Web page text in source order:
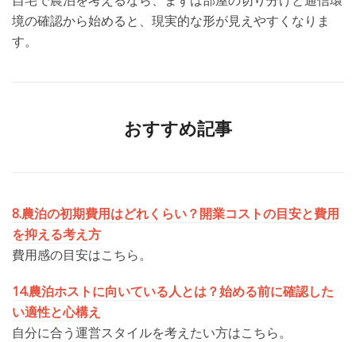
境の確認から始めると、現実的な形が見えやすくなりま
す。
おすすめ記事
8.農泊の初期費用はどれくらい？開業コストの目安と費用
を抑える考え方
費用感の目安はこちら。
14.農泊ホストに向いている人とは？始める前に確認した
い適性と心構え
自分に合う運営スタイルを考えたい方はこちら。